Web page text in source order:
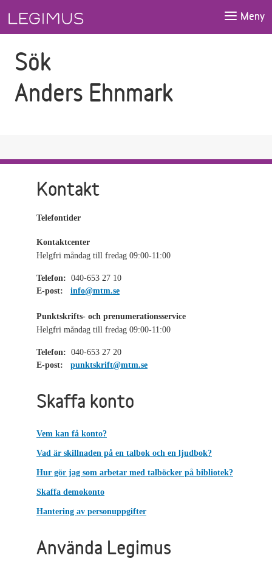
Meny
Sök
Anders Ehnmark
Kontakt
Telefontider
Kontaktcenter
Helgfri måndag till fredag 09:00-11:00
Telefon: 040-653 27 10
E-post:
info@mtm.se
Punktskrifts- och prenumerationsservice
Helgfri måndag till fredag 09:00-11:00
Telefon: 040-653 27 20
E-post:
punktskrift@mtm.se
Skaffa konto
Vem kan få konto?
Vad är skillnaden på en talbok och en ljudbok?
Hur gör jag som arbetar med talböcker på bibliotek?
Skaffa demokonto
Hantering av personuppgifter
Använda Legimus